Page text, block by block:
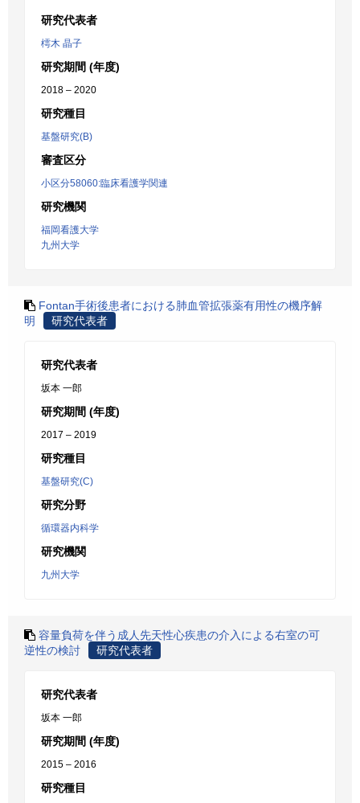
研究代表者
樗木 晶子
研究期間 (年度)
2018 – 2020
研究種目
基盤研究(B)
審査区分
小区分58060:臨床看護学関連
研究機関
福岡看護大学
九州大学
Fontan手術後患者における肺血管拡張薬有用性の機序解
明
研究代表者
研究代表者
坂本 一郎
研究期間 (年度)
2017 – 2019
研究種目
基盤研究(C)
研究分野
循環器内科学
研究機関
九州大学
容量負荷を伴う成人先天性心疾患の介入による右室の可
逆性の検討
研究代表者
研究代表者
坂本 一郎
研究期間 (年度)
2015 – 2016
研究種目